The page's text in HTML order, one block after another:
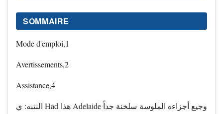
SOMMAIRE
Mode d'emploi,1
Avertissements,2
Assistance,4
النتبه: ي Had هذا Adelaide وجيع أجزاءه الملوسة سلخنة جداً